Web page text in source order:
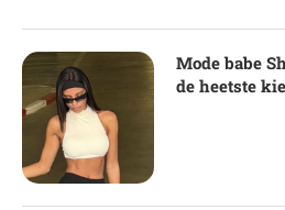
Mode babe
de heetste